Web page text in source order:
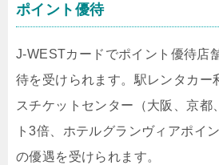
ポイント優待
J-WESTカードでポイント優待店
待を受けられます。駅レンタカー
スチケットセンター（大阪、京都
ト3倍、ホテルグランヴィアポイ
の優遇を受けられます。